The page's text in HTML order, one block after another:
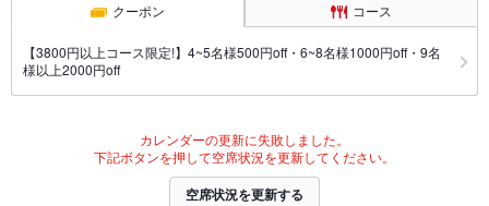
クーポン コース
【3800円以上コース限定!】4~5名様500円off・6~8名様1000円off・9名
様以上2000円off
カレンダーの更新に失敗しました。
下記ボタンを押して空席状況を更新してください。
空席状況を更新する